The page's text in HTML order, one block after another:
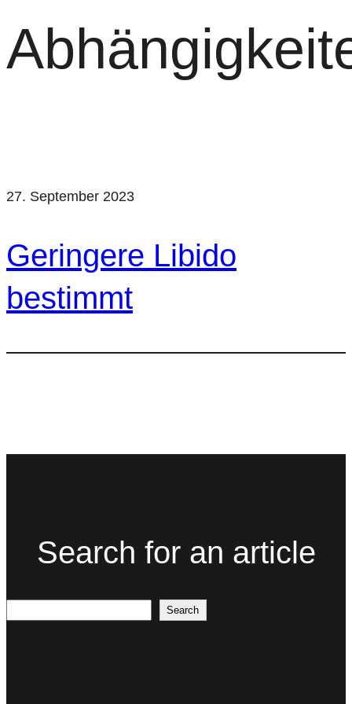
27. September 2023
Geringere Libido
bestimmt
Search for an article
Search